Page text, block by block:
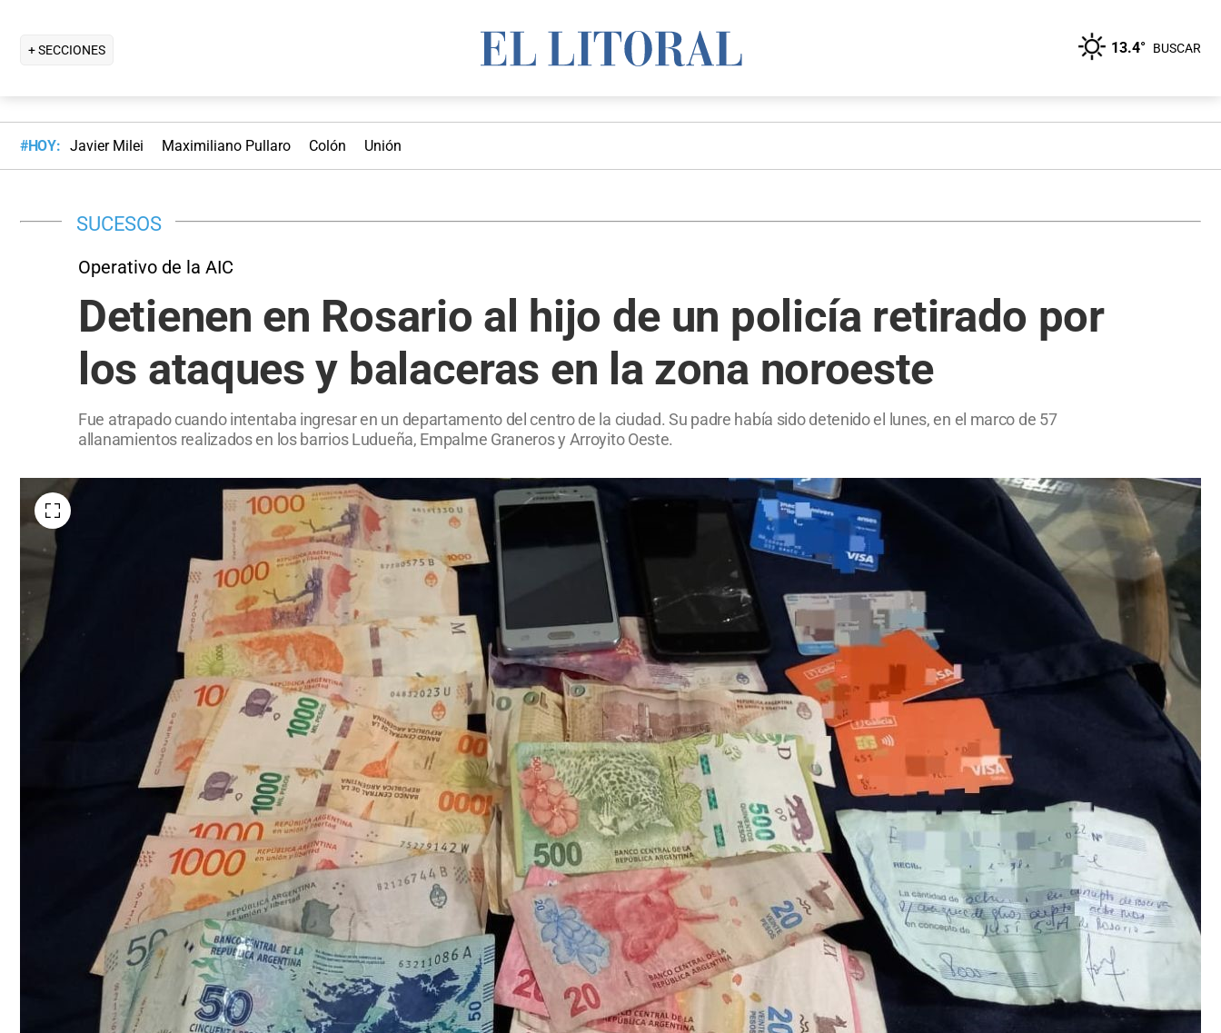
+ SECCIONES 13.4° BUSCAR
#HOY: Javier Milei Maximiliano Pullaro Colón Unión
SUCESOS
Operativo de la AIC
Detienen en Rosario al hijo de un policía retirado por
los ataques y balaceras en la zona noroeste
Fue atrapado cuando intentaba ingresar en un departamento del centro de la ciudad. Su padre había sido detenido el lunes, en el marco de 57
allanamientos realizados en los barrios Ludueña, Empalme Graneros y Arroyito Oeste.